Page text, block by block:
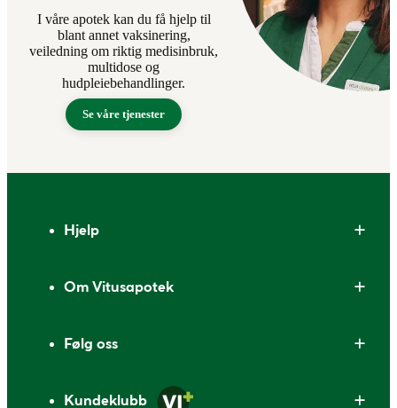
I våre apotek kan du få hjelp til
blant annet vaksinering,
veiledning om riktig medisinbruk,
multidose og
hudpleiebehandlinger.
Se våre tjenester
Hjelp
Om Vitusapotek
Følg oss
Kundeklubb